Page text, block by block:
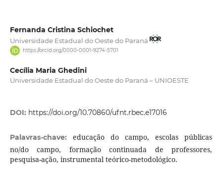
Fernanda Cristina Schiochet
Universidade Estadual do Oeste do Paraná
https://orcid.org/0000-0001-9274-5701
Cecília Maria Ghedini
Universidade Estadual do Oeste do Paraná – UNIOESTE
DOI: https://doi.org/10.70860/ufnt.rbec.e17016
Palavras-chave: educação do campo, escolas públicas
no/do campo, formação continuada de professores,
pesquisa-ação, instrumental teórico-metodológico.